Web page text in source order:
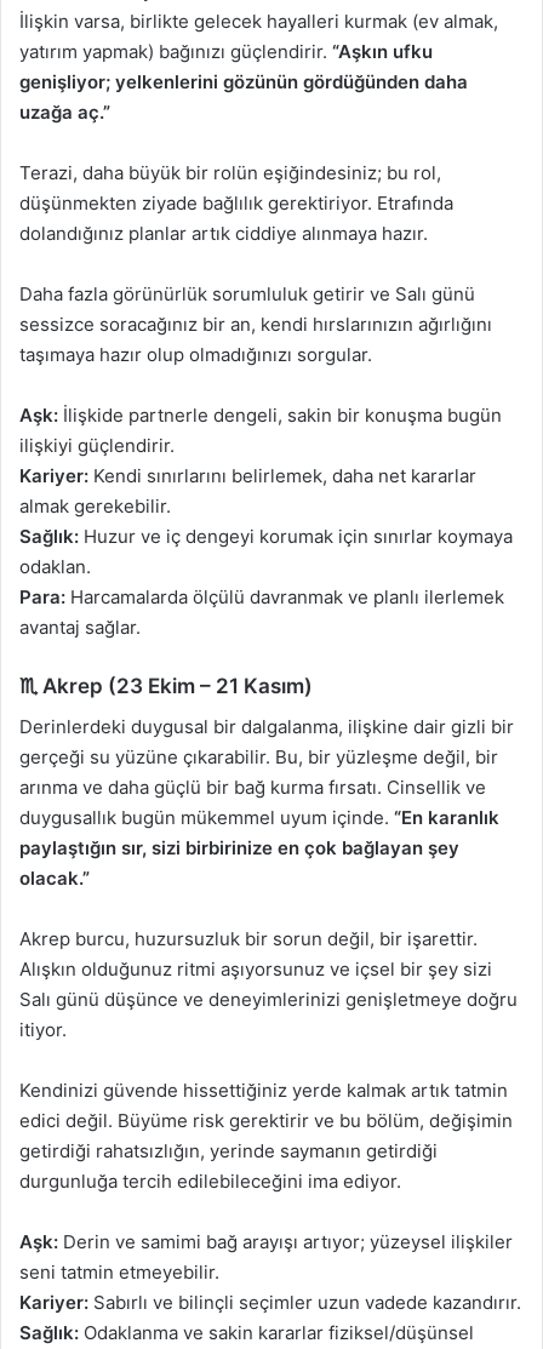
İlişkin varsa, birlikte gelecek hayalleri kurmak (ev almak,
yatırım yapmak) bağınızı güçlendirir. “Aşkın ufku
genişliyor; yelkenlerini gözünün gördüğünden daha
uzağa aç.”
Terazi, daha büyük bir rolün eşiğindesiniz; bu rol,
düşünmekten ziyade bağlılık gerektiriyor. Etrafında
dolandığınız planlar artık ciddiye alınmaya hazır.
Daha fazla görünürlük sorumluluk getirir ve Salı günü
sessizce soracağınız bir an, kendi hırslarınızın ağırlığını
taşımaya hazır olup olmadığınızı sorgular.
Aşk: İlişkide partnerle dengeli, sakin bir konuşma bugün
ilişkiyi güçlendirir.
Kariyer: Kendi sınırlarını belirlemek, daha net kararlar
almak gerekebilir.
Sağlık: Huzur ve iç dengeyi korumak için sınırlar koymaya
odaklan.
Para: Harcamalarda ölçülü davranmak ve planlı ilerlemek
avantaj sağlar.
♏ Akrep (23 Ekim – 21 Kasım)
Derinlerdeki duygusal bir dalgalanma, ilişkine dair gizli bir
gerçeği su yüzüne çıkarabilir. Bu, bir yüzleşme değil, bir
arınma ve daha güçlü bir bağ kurma fırsatı. Cinsellik ve
duygusallık bugün mükemmel uyum içinde. “En karanlık
paylaştığın sır, sizi birbirinize en çok bağlayan şey
olacak.”
Akrep burcu, huzursuzluk bir sorun değil, bir işarettir.
Alışkın olduğunuz ritmi aşıyorsunuz ve içsel bir şey sizi
Salı günü düşünce ve deneyimlerinizi genişletmeye doğru
itiyor.
Kendinizi güvende hissettiğiniz yerde kalmak artık tatmin
edici değil. Büyüme risk gerektirir ve bu bölüm, değişimin
getirdiği rahatsızlığın, yerinde saymanın getirdiği
durgunluğa tercih edilebileceğini ima ediyor.
Aşk: Derin ve samimi bağ arayışı artıyor; yüzeysel ilişkiler
seni tatmin etmeyebilir.
Kariyer: Sabırlı ve bilinçli seçimler uzun vadede kazandırır.
Sağlık: Odaklanma ve sakin kararlar fiziksel/düşünsel